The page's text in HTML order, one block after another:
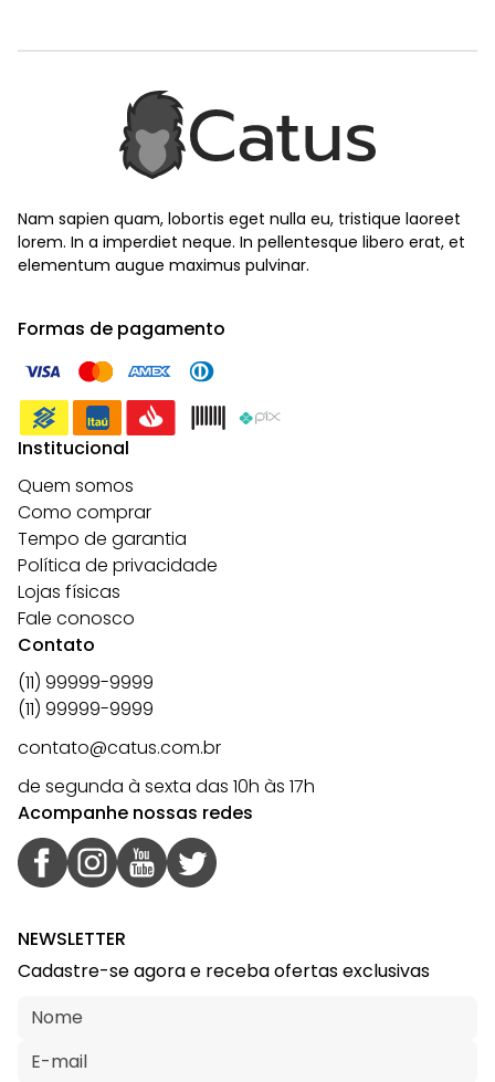
Nam sapien quam, lobortis eget nulla eu, tristique laoreet
lorem. In a imperdiet neque. In pellentesque libero erat, et
elementum augue maximus pulvinar.
Formas de pagamento
Institucional
Quem somos
Como comprar
Tempo de garantia
Política de privacidade
Lojas físicas
Fale conosco
Contato
(11) 99999-9999
(11) 99999-9999
contato@catus.com.br
de segunda à sexta das 10h às 17h
Acompanhe nossas redes
NEWSLETTER
Cadastre-se agora e receba ofertas exclusivas